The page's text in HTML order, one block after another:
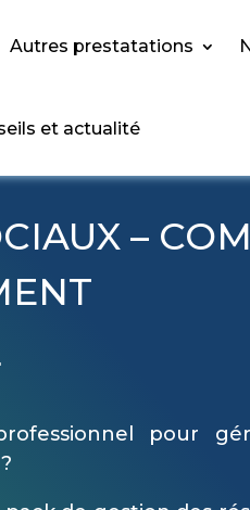
Autres prestatations
et actualité
–
pour